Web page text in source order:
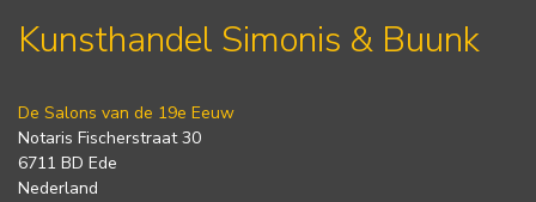
Kunsthandel Simonis & Buunk
De Salons van de 19e Eeuw
Notaris Fischerstraat 30
6711 BD Ede
Nederland